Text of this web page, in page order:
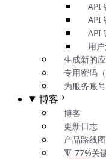
API
API
API
用
生成新的
专用密码
为服务账
博客
博客
更新日志
产品路线图
🔻 77%关